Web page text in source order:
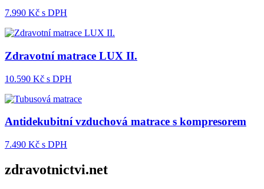
7.990 Kč s DPH
Zdravotní matrace LUX II.
10.590 Kč s DPH
Antidekubitní vzduchová matrace s kompresorem
7.490 Kč s DPH
zdravotnictvi.net